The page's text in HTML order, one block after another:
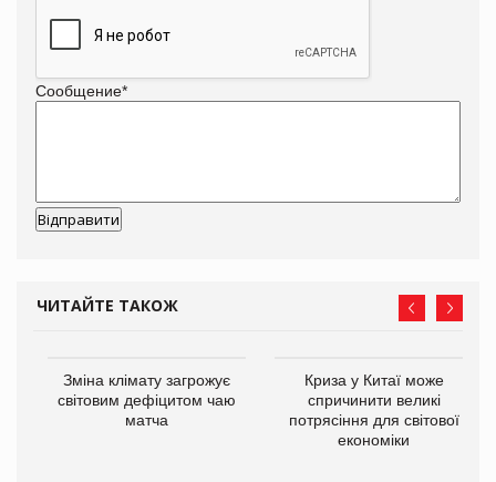
Сообщение*
ЧИТАЙТЕ ТАКОЖ
Зміна клімату загрожує
світовим дефіцитом чаю
матча
Криза у Китаї може
спричинити великі
потрясіння для світової
економіки